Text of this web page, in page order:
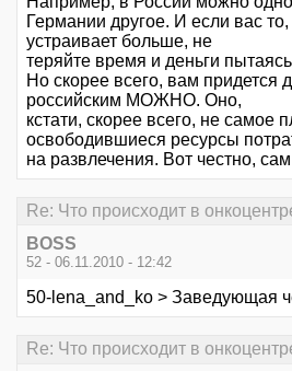
Германии другое. И если вас
устраивает больше, не
теряйте время и деньги
Но скорее всего, вам придется
российским МОЖНО. Оно,
кстати, скорее всего, не самое
освободившиеся ресурсы
на развлечения. Вот честно,
Re: Что происходит в
BOSS
52 - 06.11.2010 - 12:42
50-lena_and_ko > Заведующая
Re: Что происходит в